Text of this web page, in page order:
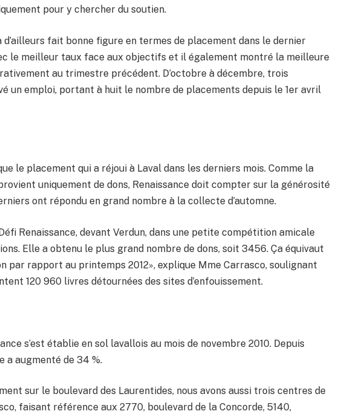
pour y chercher du soutien.
d’ailleurs fait bonne figure en termes de placement dans le dernier
le meilleur taux face aux objectifs et il également montré la meilleure
au trimestre précédent. D’octobre à décembre, trois
un emploi, portant à huit le nombre de placements depuis le 1er avril
le placement qui a réjoui à Laval dans les derniers mois. Comme la
uniquement de dons, Renaissance doit compter sur la générosité
ont répondu en grand nombre à la collecte d’automne.
Renaissance, devant Verdun, dans une petite compétition amicale
Elle a obtenu le plus grand nombre de dons, soit 3456. Ça équivaut
par rapport au printemps 2012», explique Mme Carrasco, soulignant
120 960 livres détournées des sites d’enfouissement.
s’est établie en sol lavallois au mois de novembre 2010. Depuis
a augmenté de 34 %.
sur le boulevard des Laurentides, nous avons aussi trois centres de
faisant référence aux 2770, boulevard de la Concorde, 5140,